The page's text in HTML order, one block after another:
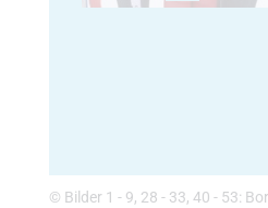
© Bilder 1 - 9, 28 - 33, 40 - 53: